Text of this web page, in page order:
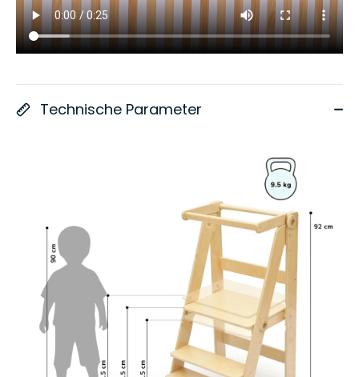
Technische Parameter